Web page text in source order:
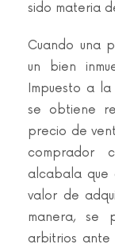
sido materia
Cuando una
un bien
Impuesto a
se obtiene
precio de
comprador
alcabala que
valor de
manera, se
arbitrios ante